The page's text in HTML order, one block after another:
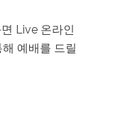
Live 온라인
예배를 드릴